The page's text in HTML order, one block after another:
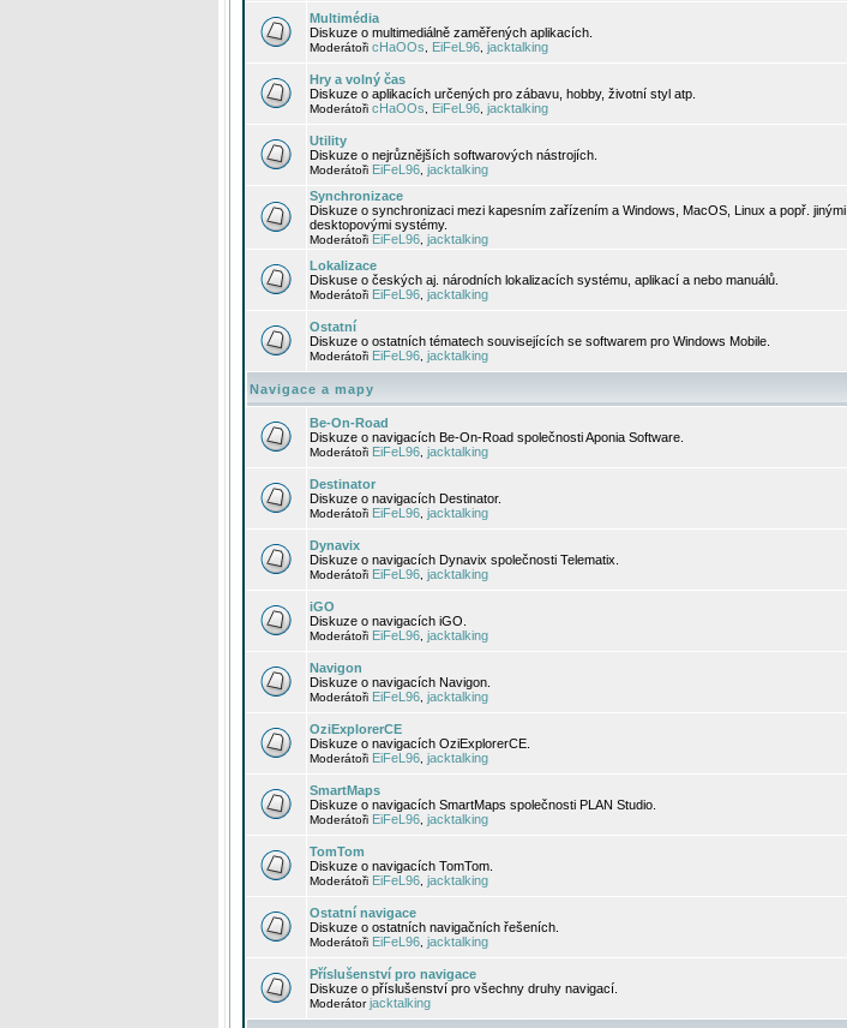
Multimédia
Diskuze o multimediálně zaměřených aplikacích.
Moderátoři cHaOOs EiFeL96 jacktalking
Hry a volný čas
Diskuze o aplikacích určených pro zábavu, hobby, životní styl atp.
Moderátoři cHaOOs EiFeL96 jacktalking
Utility
Diskuze o nejrůznějších softwarových nástrojích.
Moderátoři EiFeL96 jacktalking
Synchronizace
Diskuze o synchronizaci mezi kapesním zařízením a Windows, MacOS, Linux a popř. jinými
desktopovými systémy.
Moderátoři EiFeL96 jacktalking
Lokalizace
Diskuse o českých aj. národních lokalizacích systému, aplikací a nebo manuálů.
Moderátoři EiFeL96 jacktalking
Ostatní
Diskuze o ostatních tématech souvisejících se softwarem pro Windows Mobile.
Moderátoři EiFeL96 jacktalking
Navigace a mapy
Be-On-Road
Diskuze o navigacích Be-On-Road společnosti Aponia Software.
Moderátoři EiFeL96 jacktalking
Destinator
Diskuze o navigacích Destinator.
Moderátoři EiFeL96 jacktalking
Dynavix
Diskuze o navigacích Dynavix společnosti Telematix.
Moderátoři EiFeL96 jacktalking
iGO
Diskuze o navigacích iGO.
Moderátoři EiFeL96 jacktalking
Navigon
Diskuze o navigacích Navigon.
Moderátoři EiFeL96 jacktalking
OziExplorerCE
Diskuze o navigacích OziExplorerCE.
Moderátoři EiFeL96 jacktalking
SmartMaps
Diskuze o navigacích SmartMaps společnosti PLAN Studio.
Moderátoři EiFeL96 jacktalking
TomTom
Diskuze o navigacích TomTom.
Moderátoři EiFeL96 jacktalking
Ostatní navigace
Diskuze o ostatních navigačních řešeních.
Moderátoři EiFeL96 jacktalking
Příslušenství pro navigace
Diskuze o příslušenství pro všechny druhy navigací.
Moderátorjacktalking